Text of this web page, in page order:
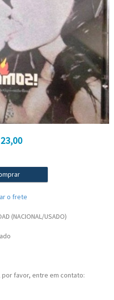
23,00
o frete
(NACIONAL/USADO)
por favor, entre em contato: